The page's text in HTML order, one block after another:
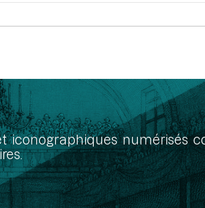
iconographiques numérisés